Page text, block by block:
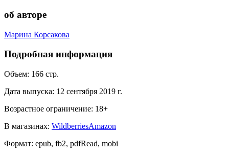
об авторе
Марина Корсакова
Подробная информация
Объем: 166 стр.
Дата выпуска: 12 сентября 2019 г.
Возрастное ограничение: 18+
В магазинах: WildberriesAmazon
Формат: epub, fb2, pdfRead, mobi